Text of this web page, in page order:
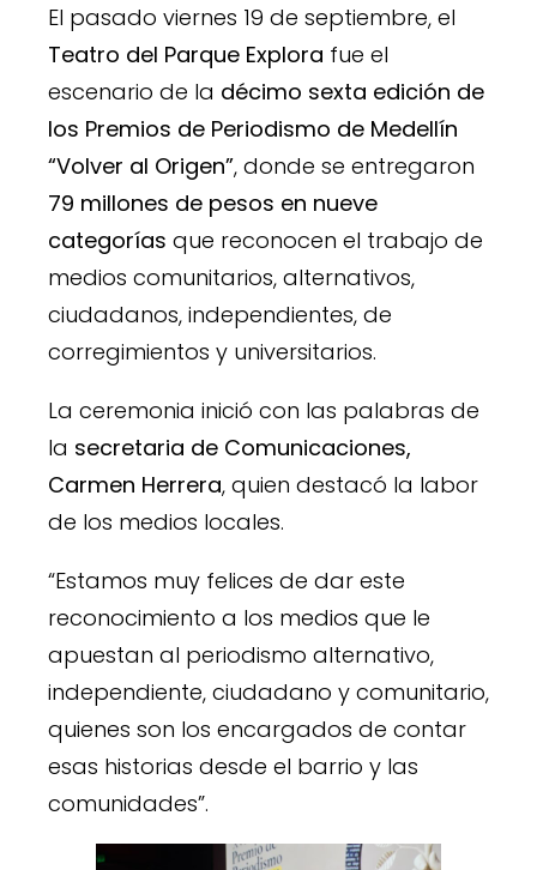
El pasado viernes 19 de septiembre, el
Teatro del Parque Explora fue el
escenario de la décimo sexta edición de
los Premios de Periodismo de Medellín
“Volver al Origen”, donde se entregaron
79 millones de pesos en nueve
categorías que reconocen el trabajo de
medios comunitarios, alternativos,
ciudadanos, independientes, de
corregimientos y universitarios.
La ceremonia inició con las palabras de
la secretaria de Comunicaciones,
Carmen Herrera, quien destacó la labor
de los medios locales.
“Estamos muy felices de dar este
reconocimiento a los medios que le
apuestan al periodismo alternativo,
independiente, ciudadano y comunitario,
quienes son los encargados de contar
esas historias desde el barrio y las
comunidades”.